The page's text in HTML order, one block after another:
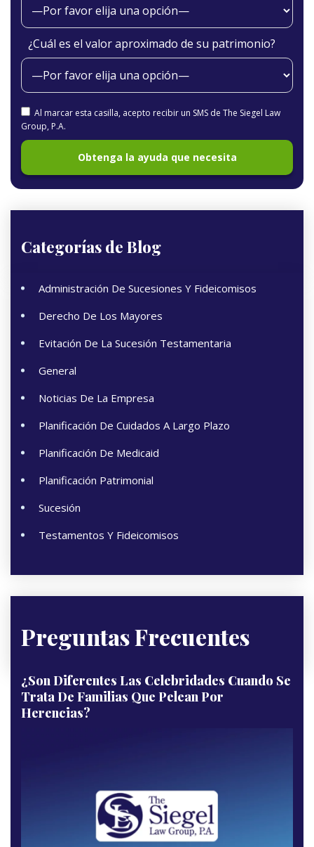
¿Cuál es el valor aproximado de su patrimonio?
Al marcar esta casilla, acepto recibir un SMS de The Siegel Law
Group, P.A.
Categorías de Blog
Administración De Sucesiones Y Fideicomisos
Derecho De Los Mayores
Evitación De La Sucesión Testamentaria
General
Noticias De La Empresa
Planificación De Cuidados A Largo Plazo
Planificación De Medicaid
Planificación Patrimonial
Sucesión
Testamentos Y Fideicomisos
Preguntas Frecuentes
¿Son Diferentes Las Celebridades Cuando Se
Trata De Familias Que Pelean Por
Herencias?